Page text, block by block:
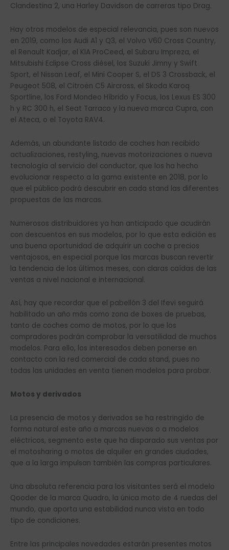
Clandestina 2, una Harley Davidson de carreras tipo Drag.
Hay otros modelos de especial relevancia, pues son nuevos
en 2019, como los Audi A1 y Q3, el Volvo V60 Cross Country,
el Renault Kadjar, el KIA ProCeed, el Subaru Impreza, el
Mitsubishi Eclipse Cross diésel, los Suzuki Jimny y Swift
Sport, el Nissan Leaf, el Mini Cooper S, el DS 3 Crossback, el
Peugeot 508, el Citroën C5 Aircross, el Skoda Karoq
Sportline, los Ford Mondeo Híbrido y Focus, los Lexus ES 300
h y RC 300 h, el Seat Tarraco y la nueva marca Cupra, con
el Ateca, o el Toyota RAV4.
Además, un abundante listado de coches han recibido
actualizaciones, restyling, nuevas motorizaciones o nueva
tecnología al servicio del conductor, que los ha hecho
evolucionar respecto a la gama existente en 2018, por lo
que el público podrá descubrir en cada stand las diferentes
propuestas de las marcas.
Numerosos distribuidores ya han anticipado que acudirán
con descuentos en sus modelos, por lo que esta edición es
una buena oportunidad de adquirir un coche a precios
ventajosos, en especial porque las marcas buscan revertir
la tendencia de los últimos meses, con claras caídas de las
ventas a nivel nacional e internacional.
Así, hay que recordar que el pabellón 3 del Ifevi seguirá
habilitado un año más como zona de boxes de pruebas,
tanto de coches como de motos, por lo que los
compradores podrán comprobar la versatilidad de muchos
modelos. Para ello, los interesados deben ponerse en
contacto con la red comercial de cada stand, pues no
todas las unidades en venta tienen modelos para probar.
Motos y derivados
La presencia de motos y derivados se ha restringido de
forma natural este año a marcas nuevas o a modelos
eléctricos, segmento este que ha disparado sus ventas por
el motosharing o motos de alquiler en grandes ciudades,
que a la larga impulsan también las compras particulares.
Una absoluta referencia para los visitantes será el modelo
Qooder de la marca Quadro, la única moto de 4 ruedas del
mundo, que aporta una estabilidad nunca vista en todo
tipo de condiciones.
Entre las principales novedades estarán presentes motos